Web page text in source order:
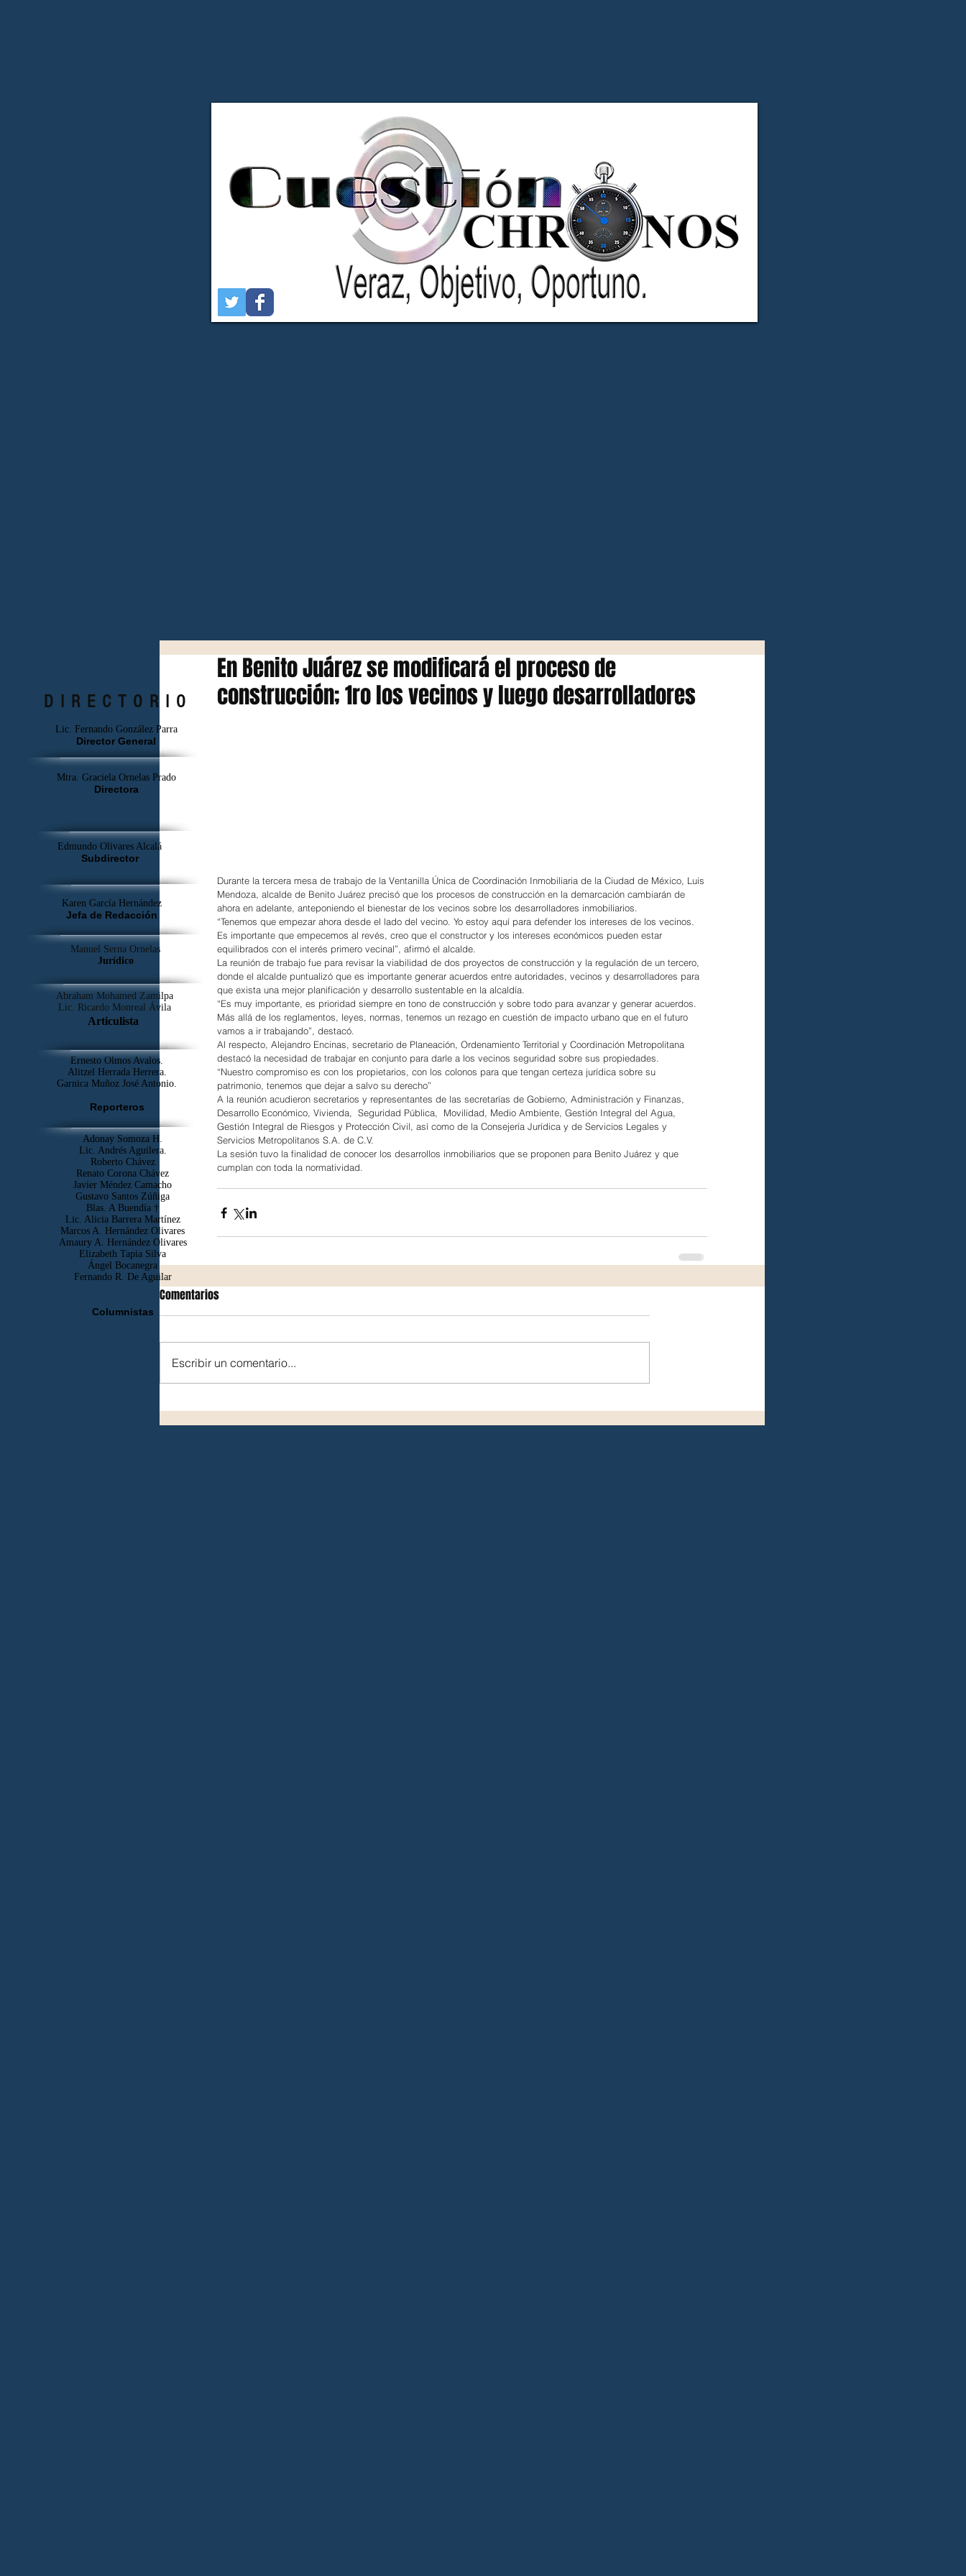
En Benito Juárez se modificará el proceso de
construcción; 1ro los vecinos y luego desarrolladores
Durante la tercera mesa de trabajo de la Ventanilla Única de Coordinación Inmobiliaria de la Ciudad de México, Luis
Mendoza, alcalde de Benito Juárez precisó que los procesos de construcción en la demarcación cambiarán de
ahora en adelante, anteponiendo el bienestar de los vecinos sobre los desarrolladores inmobiliarios.
“Tenemos que empezar ahora desde el lado del vecino. Yo estoy aquí para defender los intereses de los vecinos.
Es importante que empecemos al revés, creo que el constructor y los intereses económicos pueden estar
equilibrados con el interés primero vecinal”, afirmó el alcalde.
La reunión de trabajo fue para revisar la viabilidad de dos proyectos de construcción y la regulación de un tercero,
donde el alcalde puntualizó que es importante generar acuerdos entre autoridades, vecinos y desarrolladores para
que exista una mejor planificación y desarrollo sustentable en la alcaldía.
“Es muy importante, es prioridad siempre en tono de construcción y sobre todo para avanzar y generar acuerdos.
Más allá de los reglamentos, leyes, normas, tenemos un rezago en cuestión de impacto urbano que en el futuro
vamos a ir trabajando”, destacó.
Al respecto, Alejandro Encinas, secretario de Planeación, Ordenamiento Territorial y Coordinación Metropolitana
destacó la necesidad de trabajar en conjunto para darle a los vecinos seguridad sobre sus propiedades.
“Nuestro compromiso es con los propietarios, con los colonos para que tengan certeza jurídica sobre su
patrimonio, tenemos que dejar a salvo su derecho”
A la reunión acudieron secretarios y representantes de las secretarías de Gobierno, Administración y Finanzas,
Desarrollo Económico, Vivienda,  Seguridad Pública,  Movilidad, Medio Ambiente, Gestión Integral del Agua,
Gestión Integral de Riesgos y Protección Civil, así como de la Consejería Jurídica y de Servicios Legales y
Servicios Metropolitanos S.A. de C.V.
La sesión tuvo la finalidad de conocer los desarrollos inmobiliarios que se proponen para Benito Juárez y que
cumplan con toda la normatividad.
Comentarios
Escribir un comentario...
DIRECTORIO
Lic. Fernando González Parra
Director General
Mtra. Graciela Ornelas Prado
Directora
Edmundo Olivares Alcalá
Subdirector
Karen García Hernández
Jefa de Redacción
Manuel Serna Ornelas
Jurídico
Abraham Mohamed Zamilpa
Lic. Ricardo Monreal Ávila
Articulista
Ernesto Olmos Avalos.
Alitzel Herrada Herrera.
Garnica Muñoz José Antonio.
Reporteros
Adonay Somoza H.
Lic. Andrés Aguilera.
Roberto Chávez
Renato Corona Chávez
Javier Méndez Camacho
Gustavo Santos Zúñiga
Blas. A Buendía †
​Lic. Alicia Barrera Martínez
Marcos A. Hernández Olivares
Amaury A. Hernández Olivares
Elizabeth Tapia Silva
Ángel Bocanegra
Fernando R. De Aguilar
Columnistas